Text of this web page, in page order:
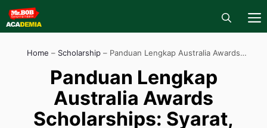
Skip
to
content
Home – Scholarship – Panduan Lengkap Australia Awards
Panduan Lengkap
Australia Awards
Scholarships: Syarat,